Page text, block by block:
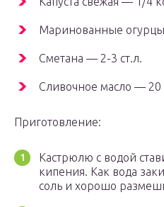
Маринованные
Сметана — 2-3 ст.л.
Сливочное масло — 20
Приготовление:
Кастрюлю с водой
кипения. Как вода
соль и хорошо